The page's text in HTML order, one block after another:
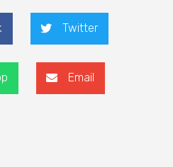
Twitter
Email